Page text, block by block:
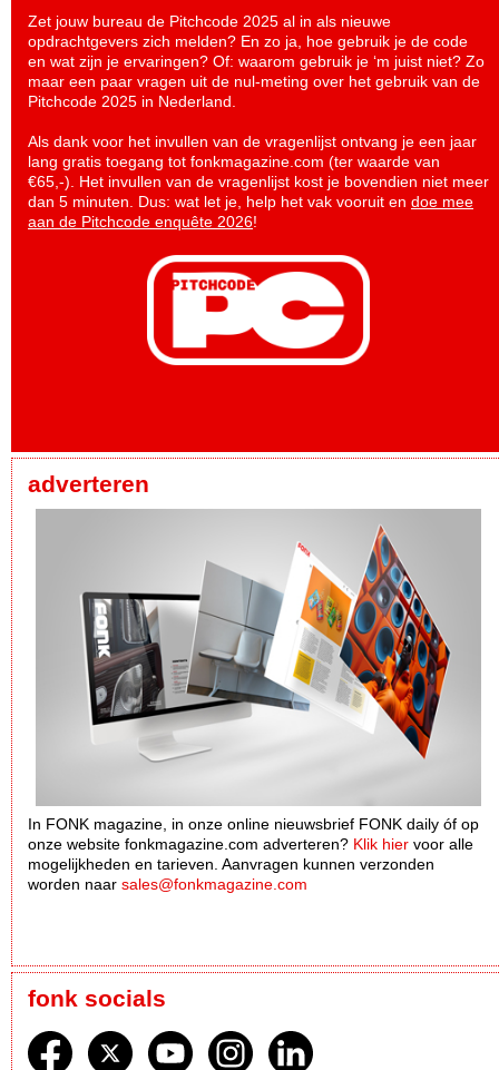
Zet jouw bureau de Pitchcode 2025 al in als nieuwe
opdrachtgevers zich melden? En zo ja, hoe gebruik je de code
en wat zijn je ervaringen? Of: waarom gebruik je ‘m juist niet? Zo
maar een paar vragen uit de nul-meting over het gebruik van de
Pitchcode 2025 in Nederland.
Als dank voor het invullen van de vragenlijst ontvang je een jaar
lang gratis toegang tot fonkmagazine.com (ter waarde van
€65,-). Het invullen van de vragenlijst kost je bovendien niet meer
dan 5 minuten. Dus: wat let je, help het vak vooruit en doe mee
aan de Pitchcode enquête 2026!
adverteren
In FONK magazine, in onze online nieuwsbrief FONK daily óf op
onze website fonkmagazine.com adverteren? Klik hier voor alle
mogelijkheden en tarieven. Aanvragen kunnen verzonden
worden naar sales@fonkmagazine.com
fonk socials